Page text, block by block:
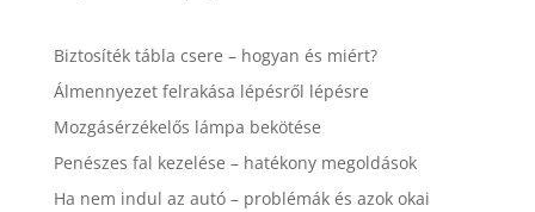
Biztosíték tábla csere – hogyan és miért?
Álmennyezet felrakása lépésről lépésre
Mozgásérzékelős lámpa bekötése
Penészes fal kezelése – hatékony megoldások
Ha nem indul az autó – problémák és azok okai